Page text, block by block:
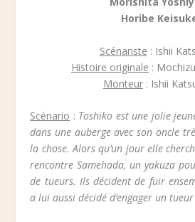
Horibe
Scénariste : Ishii
Histoire originale :
Monteur : Ishii
Scénario : Toshiko est une jolie
dans une auberge avec son oncle
la chose. Alors qu’un jour elle
rencontre Samehada, un yakuza
de tueurs. Ils décident de fuir
a lui aussi décidé d’engager un tueur